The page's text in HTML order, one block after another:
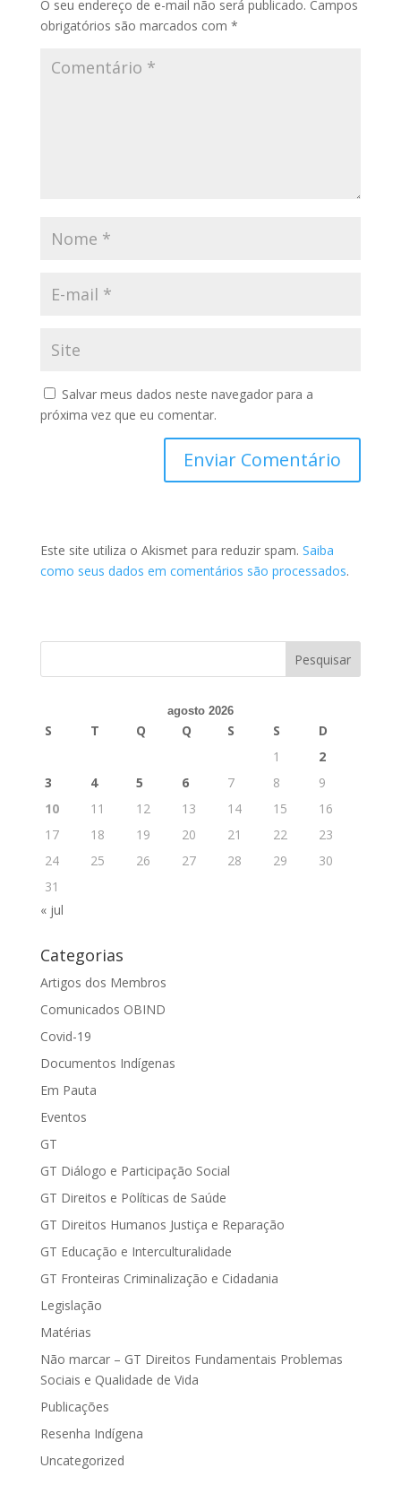
O seu endereço de e-mail não será publicado. Campos
obrigatórios são marcados com *
Salvar meus dados neste navegador para a
próxima vez que eu comentar.
Este site utiliza o Akismet para reduzir spam. Saiba
como seus dados em comentários são processados.
agosto 2026
S T Q Q S S
D
1
2
3
4 5 6 7 8
9
10
11 12 13 14 15
16
17
18 19 20 21 22
23
24
25 26 27 28 29
30
31
« jul
Categorias
Artigos dos Membros
Comunicados OBIND
Covid-19
Documentos Indígenas
Em Pauta
Eventos
GT
GT Diálogo e Participação Social
GT Direitos e Políticas de Saúde
GT Direitos Humanos Justiça e Reparação
GT Educação e Interculturalidade
GT Fronteiras Criminalização e Cidadania
Legislação
Matérias
Não marcar – GT Direitos Fundamentais Problemas
Sociais e Qualidade de Vida
Publicações
Resenha Indígena
Uncategorized